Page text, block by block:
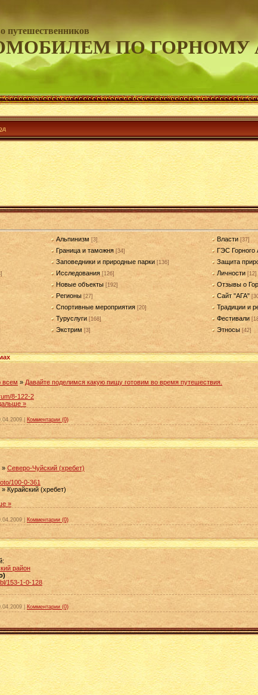
путешественников
ПО ГОРНОМУ
Альпинизм [3] Власти [37]
Граница и таможня [34] ГЭС Горного
Заповедники и природные парки [136] Защита
Исследования [126] Личности [12]
Новые объекты [192] Отзывы о
Регионы [27] Сайт "АГА"
Спортивные мероприятия [20] Традиции и
Туруслуги [168] Фестивали
Экстрим [3] Этносы [42]
всем » Давайте поделимся какую пищу готовим во время путешествия.
8-122-2
»
Комментарии (0)
» Северо-Чуйский (хребет)
100-0-361
» Курайский (хребет)
»
Комментарии (0)
район
153-1-0-128
Комментарии (0)